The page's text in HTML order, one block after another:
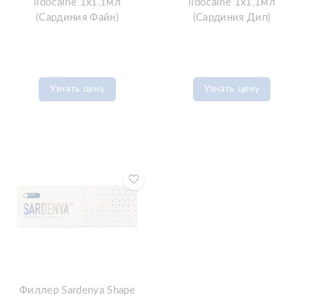
lidocaine 1x1,1мл
(Сардиния Файн)
Узнать цену
lidocaine 1x1,1мл
(Сардиния Дип)
Узнать цену
Филлер Sardenya Shape